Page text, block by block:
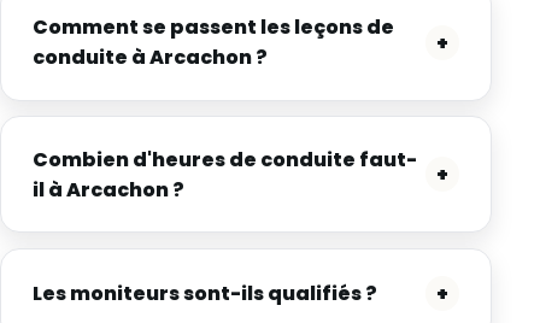
Comment se passent les leçons de
conduite à Arcachon ?
+
Combien d'heures de conduite faut-
il à Arcachon ?
+
Les moniteurs sont-ils qualifiés ? +